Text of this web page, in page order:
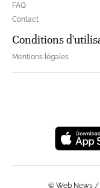
FAQ
Contact
Conditions
Mentions légales
© Web News /